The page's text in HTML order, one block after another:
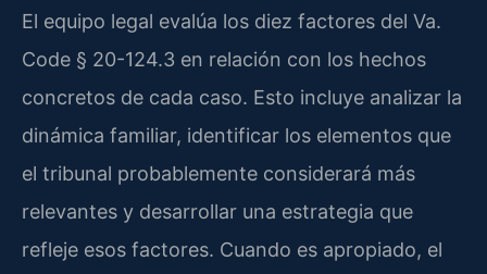
El equipo legal evalúa los diez factores del Va.
Code § 20-124.3 en relación con los hechos
concretos de cada caso. Esto incluye analizar la
dinámica familiar, identificar los elementos que
el tribunal probablemente considerará más
relevantes y desarrollar una estrategia que
refleje esos factores. Cuando es apropiado, el